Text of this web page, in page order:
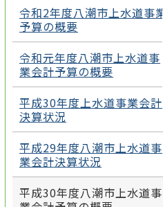
令和2年度八潮市上水道事業
予算の概要
令和元年度八潮市上水道事
業会計予算の概要
平成30年度上水道事業会計
決算状況
平成29年度八潮市上水道事
業会計決算状況
平成30年度八潮市上水道事